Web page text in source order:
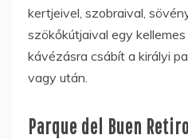
kertjeivel, szobraival,
szökőkútjaival egy
kávézásra csábít a királyi
vagy után.
Parque del Buen Retiro